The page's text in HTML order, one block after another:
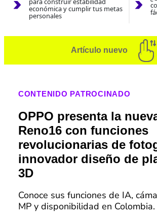
económica y cumplir tus metas
personales
Artículo nuevo
CONTENIDO PATROCINADO
OPPO presenta la
Reno16 con funciones
revolucionarias de
innovador diseño de
3D
Conoce sus funciones de IA,
MP y disponibilidad en Colombia.